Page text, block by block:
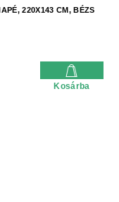
220X143 CM, BÉZS
Kosárba